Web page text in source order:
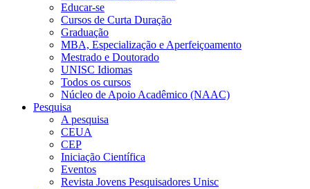
Educar-se
Cursos de Curta Duração
Graduação
MBA, Especialização e Aperfeiçoamento
Mestrado e Doutorado
UNISC Idiomas
Todos os cursos
Núcleo de Apoio Acadêmico (NAAC)
Pesquisa
A pesquisa
CEUA
CEP
Iniciação Científica
Eventos
Revista Jovens Pesquisadores Unisc